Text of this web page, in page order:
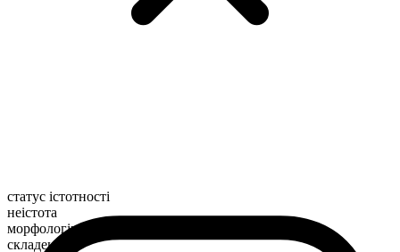
статус істотності
неістота
морфологічна будова
складене